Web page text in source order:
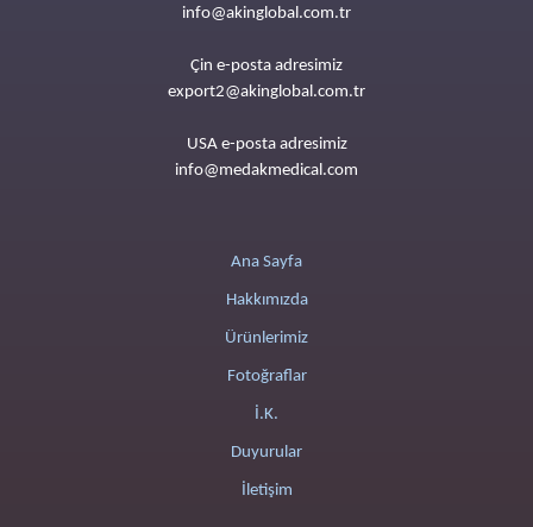
info@akinglobal.com.tr
Çin e-posta adresimiz
export2@akinglobal.com.tr
USA e-posta adresimiz
info@medakmedical.com
Ana Sayfa
Hakkımızda
Ürünlerimiz
Fotoğraflar
İ.K.
Duyurular
İletişim